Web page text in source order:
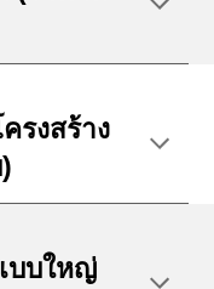
รงสร้าง
บบใหญ่